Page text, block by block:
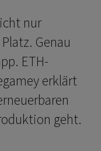
nur
Genau
ETH-
erklärt
geht.